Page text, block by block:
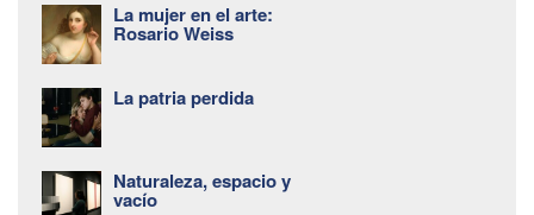
La mujer en el arte:
Rosario Weiss
La patria perdida
Naturaleza, espacio y
vacío